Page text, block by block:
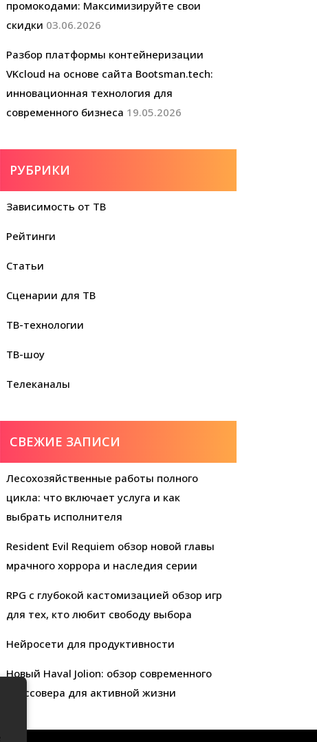
промокодами: Максимизируйте свои
скидки 03.06.2026
Разбор платформы контейнеризации
VKcloud на основе сайта Bootsman.tech:
инновационная технология для
современного бизнеса 19.05.2026
РУБРИКИ
Зависимость от ТВ
Рейтинги
Статьи
Сценарии для ТВ
ТВ-технологии
ТВ-шоу
Телеканалы
СВЕЖИЕ ЗАПИСИ
Лесохозяйственные работы полного
цикла: что включает услуга и как
выбрать исполнителя
Resident Evil Requiem обзор новой главы
мрачного хоррора и наследия серии
RPG с глубокой кастомизацией обзор игр
для тех, кто любит свободу выбора
Нейросети для продуктивности
Новый Haval Jolion: обзор современного
кроссовера для активной жизни